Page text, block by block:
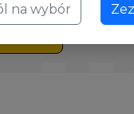
na wybór